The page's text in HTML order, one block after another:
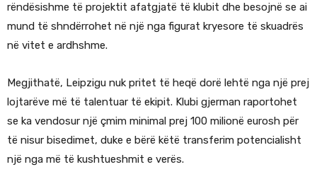
rëndësishme të projektit afatgjatë të klubit dhe besojnë se ai
mund të shndërrohet në një nga figurat kryesore të skuadrës
në vitet e ardhshme.
Megjithatë, Leipzigu nuk pritet të heqë dorë lehtë nga një prej
lojtarëve më të talentuar të ekipit. Klubi gjerman raportohet
se ka vendosur një çmim minimal prej 100 milionë eurosh për
të nisur bisedimet, duke e bërë këtë transferim potencialisht
një nga më të kushtueshmit e verës.